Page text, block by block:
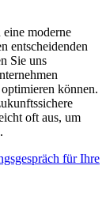
moderne
entscheidenden
Sie uns
können.
oft aus, um
für Ihre